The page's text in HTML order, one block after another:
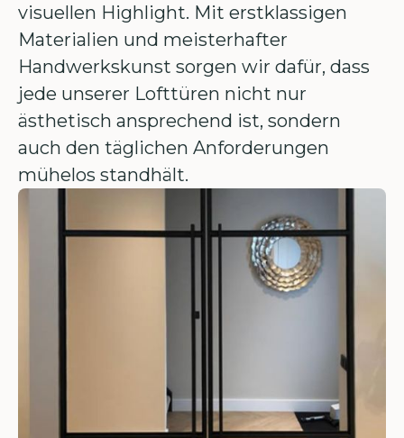
visuellen Highlight. Mit erstklassigen
Materialien und meisterhafter
Handwerkskunst sorgen wir dafür, dass
jede unserer Lofttüren nicht nur
ästhetisch ansprechend ist, sondern
auch den täglichen Anforderungen
mühelos standhält.